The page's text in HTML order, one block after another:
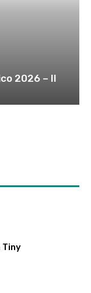
2026 – Il
Tiny